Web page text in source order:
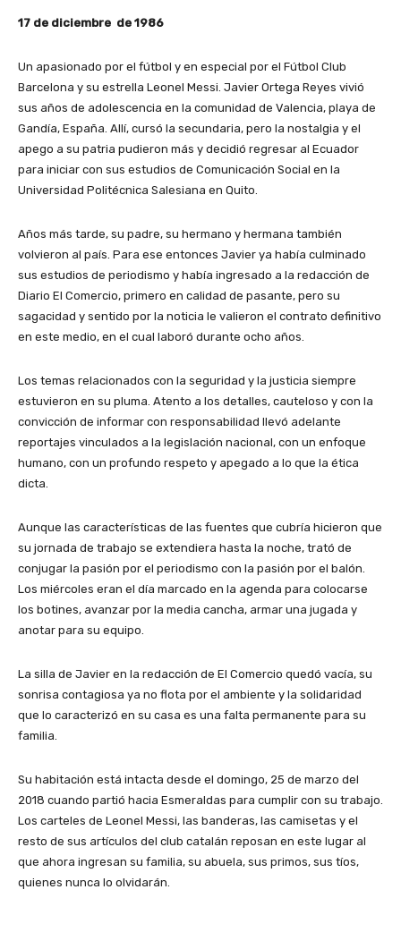
17 de diciembre de 1986
Un apasionado por el fútbol y en especial por el Fútbol Club
Barcelona y su estrella Leonel Messi. Javier Ortega Reyes vivió
sus años de adolescencia en la comunidad de Valencia, playa de
Gandía, España. Allí, cursó la secundaria, pero la nostalgia y el
apego a su patria pudieron más y decidió regresar al Ecuador
para iniciar con sus estudios de Comunicación Social en la
Universidad Politécnica Salesiana en Quito.
Años más tarde, su padre, su hermano y hermana también
volvieron al país. Para ese entonces Javier ya había culminado
sus estudios de periodismo y había ingresado a la redacción de
Diario El Comercio, primero en calidad de pasante, pero su
sagacidad y sentido por la noticia le valieron el contrato definitivo
en este medio, en el cual laboró durante ocho años.
Los temas relacionados con la seguridad y la justicia siempre
estuvieron en su pluma. Atento a los detalles, cauteloso y con la
convicción de informar con responsabilidad llevó adelante
reportajes vinculados a la legislación nacional, con un enfoque
humano, con un profundo respeto y apegado a lo que la ética
dicta.
Aunque las características de las fuentes que cubría hicieron que
su jornada de trabajo se extendiera hasta la noche, trató de
conjugar la pasión por el periodismo con la pasión por el balón.
Los miércoles eran el día marcado en la agenda para colocarse
los botines, avanzar por la media cancha, armar una jugada y
anotar para su equipo.
La silla de Javier en la redacción de El Comercio quedó vacía, su
sonrisa contagiosa ya no flota por el ambiente y la solidaridad
que lo caracterizó en su casa es una falta permanente para su
familia.
Su habitación está intacta desde el domingo, 25 de marzo del
2018 cuando partió hacia Esmeraldas para cumplir con su trabajo.
Los carteles de Leonel Messi, las banderas, las camisetas y el
resto de sus artículos del club catalán reposan en este lugar al
que ahora ingresan su familia, su abuela, sus primos, sus tíos,
quienes nunca lo olvidarán.